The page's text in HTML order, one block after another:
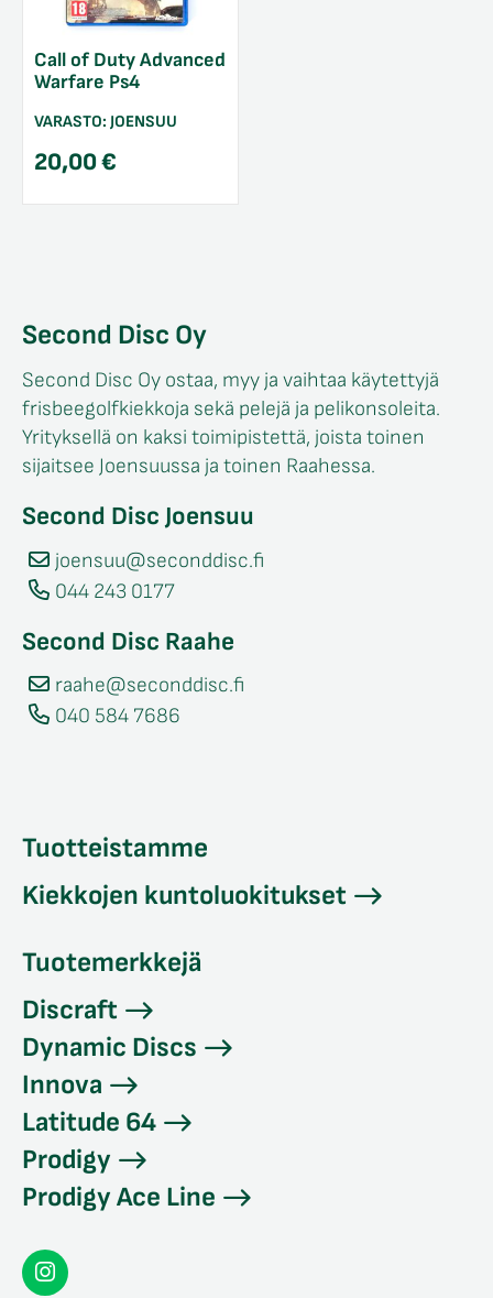
Call of Duty Advanced
Warfare Ps4
VARASTO: JOENSUU
20,00€
Second Disc Oy
Second Disc Oy ostaa, myy ja vaihtaa käytettyjä
frisbeegolfkiekkoja sekä pelejä ja pelikonsoleita.
Yrityksellä on kaksi toimipistettä, joista toinen
sijaitsee Joensuussa ja toinen Raahessa.
Second Disc Joensuu
joensuu@seconddisc.fi
044 243 0177
Second Disc Raahe
raahe@seconddisc.fi
040 584 7686
Tuotteistamme
Kiekkojen kuntoluokitukset
Tuotemerkkejä
Discraft
Dynamic Discs
Innova
Latitude 64
Prodigy
Prodigy Ace Line
Seconddisc